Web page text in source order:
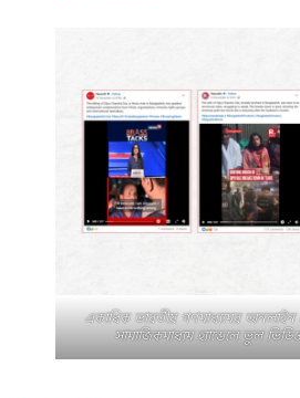
একাধিক ভারতীয় গণমাধ্যমের অনলাইন
সামাজিকমাধ্যম হ্যান্ডেলে ভুল